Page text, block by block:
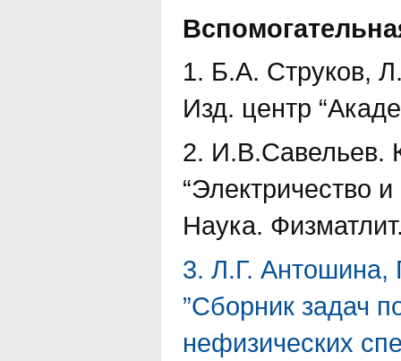
1. Б.А. Струков,
Изд. центр
2. И.В.Савельев.
“Электричество
Наука.
3. Л.Г. Антошина,
”Сборник задач
нефизических